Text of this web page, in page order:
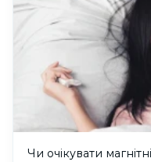
Чи очікувати